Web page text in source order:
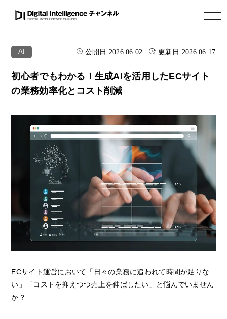
toggle navigation
AI 公開日:2026.06.02 更新日:2026.06.17
初心者でもわかる！生成AIを活用したECサイト
の業務効率化とコスト削減
ECサイト運営において「日々の業務に追われて時間が足りな
い」「コストを抑えつつ売上を伸ばしたい」と悩んでいません
か？